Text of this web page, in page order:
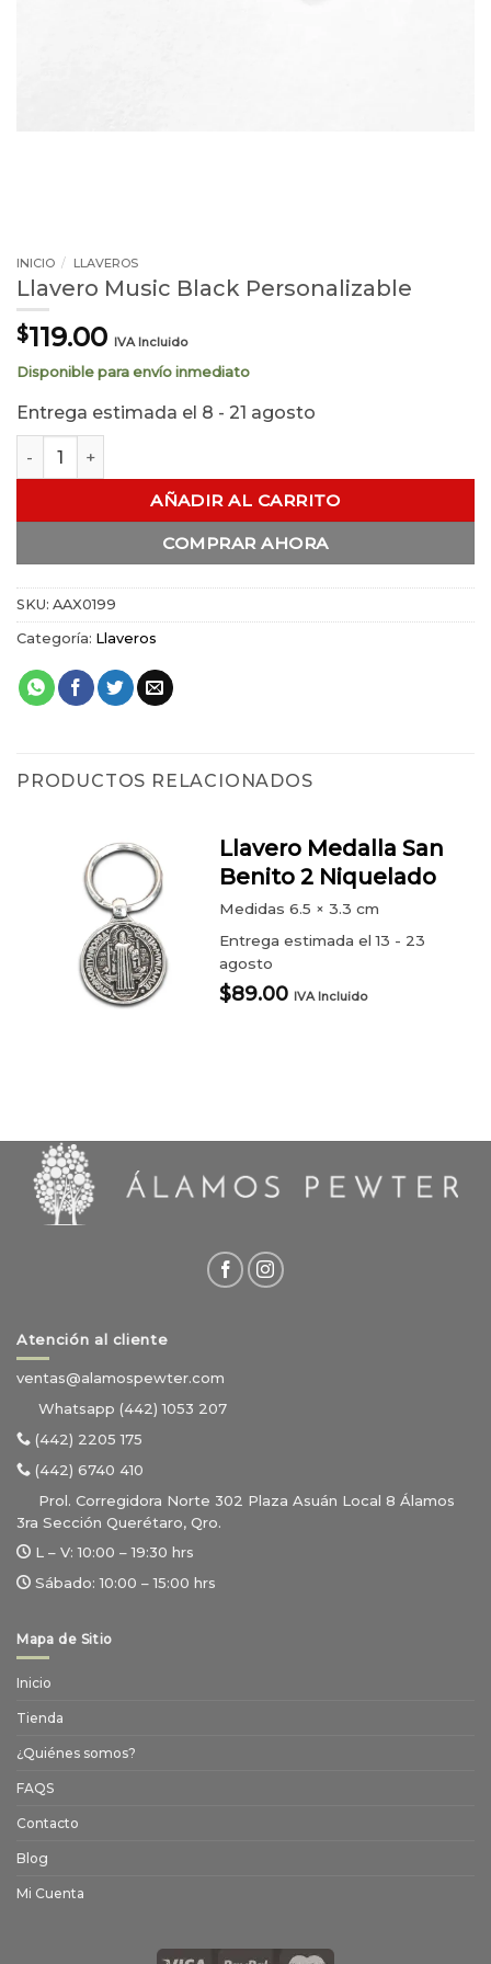
INICIO / LLAVEROS
Llavero Music Black Personalizable
$119.00 IVA Incluido
Disponible para envío inmediato
Entrega estimada el 8 - 21 agosto
Llavero Music Black Personalizable cantidad
AÑADIR AL CARRITO
COMPRAR AHORA
SKU: AAX0199
Categoría: Llaveros
PRODUCTOS RELACIONADOS
Llavero Medalla San
Benito 2 Niquelado
Medidas6.5 × 3.3 cm
Entrega estimada el 13 - 23
agosto
$89.00 IVA Incluido
Atención al cliente
ventas@alamospewter.com
Whatsapp (442) 1053 207
(442) 2205 175
(442) 6740 410
Prol. Corregidora Norte 302 Plaza Asuán Local 8 Álamos
3ra Sección Querétaro, Qro.
L – V: 10:00 – 19:30 hrs
Sábado: 10:00 – 15:00 hrs
Mapa de Sitio
Inicio
Tienda
¿Quiénes somos?
FAQS
Contacto
Blog
Mi Cuenta